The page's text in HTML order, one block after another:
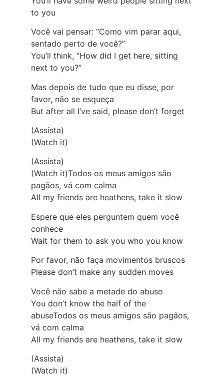
to you
Você vai pensar: “Como vim parar aqui,
sentado perto de você?”
You’ll think, “How did I get here, sitting
next to you?”
Mas depois de tudo que eu disse, por
favor, não se esqueça
But after all I’ve said, please don’t forget
(Assista)
(Watch it)
(Assista)
(Watch it)Todos os meus amigos são
pagãos, vá com calma
All my friends are heathens, take it slow
Espere que eles perguntem quem você
conhece
Wait for them to ask you who you know
Por favor, não faça movimentos bruscos
Please don’t make any sudden moves
Você não sabe a metade do abuso
You don’t know the half of the
abuseTodos os meus amigos são pagãos,
vá com calma
All my friends are heathens, take it slow
(Assista)
(Watch it)